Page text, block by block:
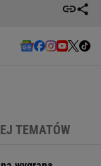
TEMATÓW